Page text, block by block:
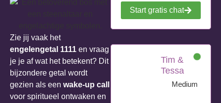
Zie jij vaak het
engelengetal 1111 en vraag
je je af wat het betekent? Dit
bijzondere getal wordt
gezien als een wake-up call
voor spiritueel ontwaken en
Start gratis chat
Tim &
Tessa
Medium